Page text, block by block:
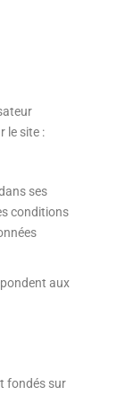
le site :
ses
conditions
aux
fondés sur